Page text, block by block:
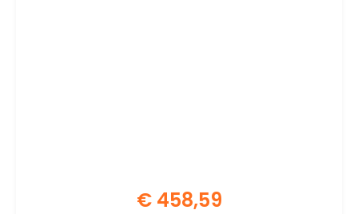
€458,59